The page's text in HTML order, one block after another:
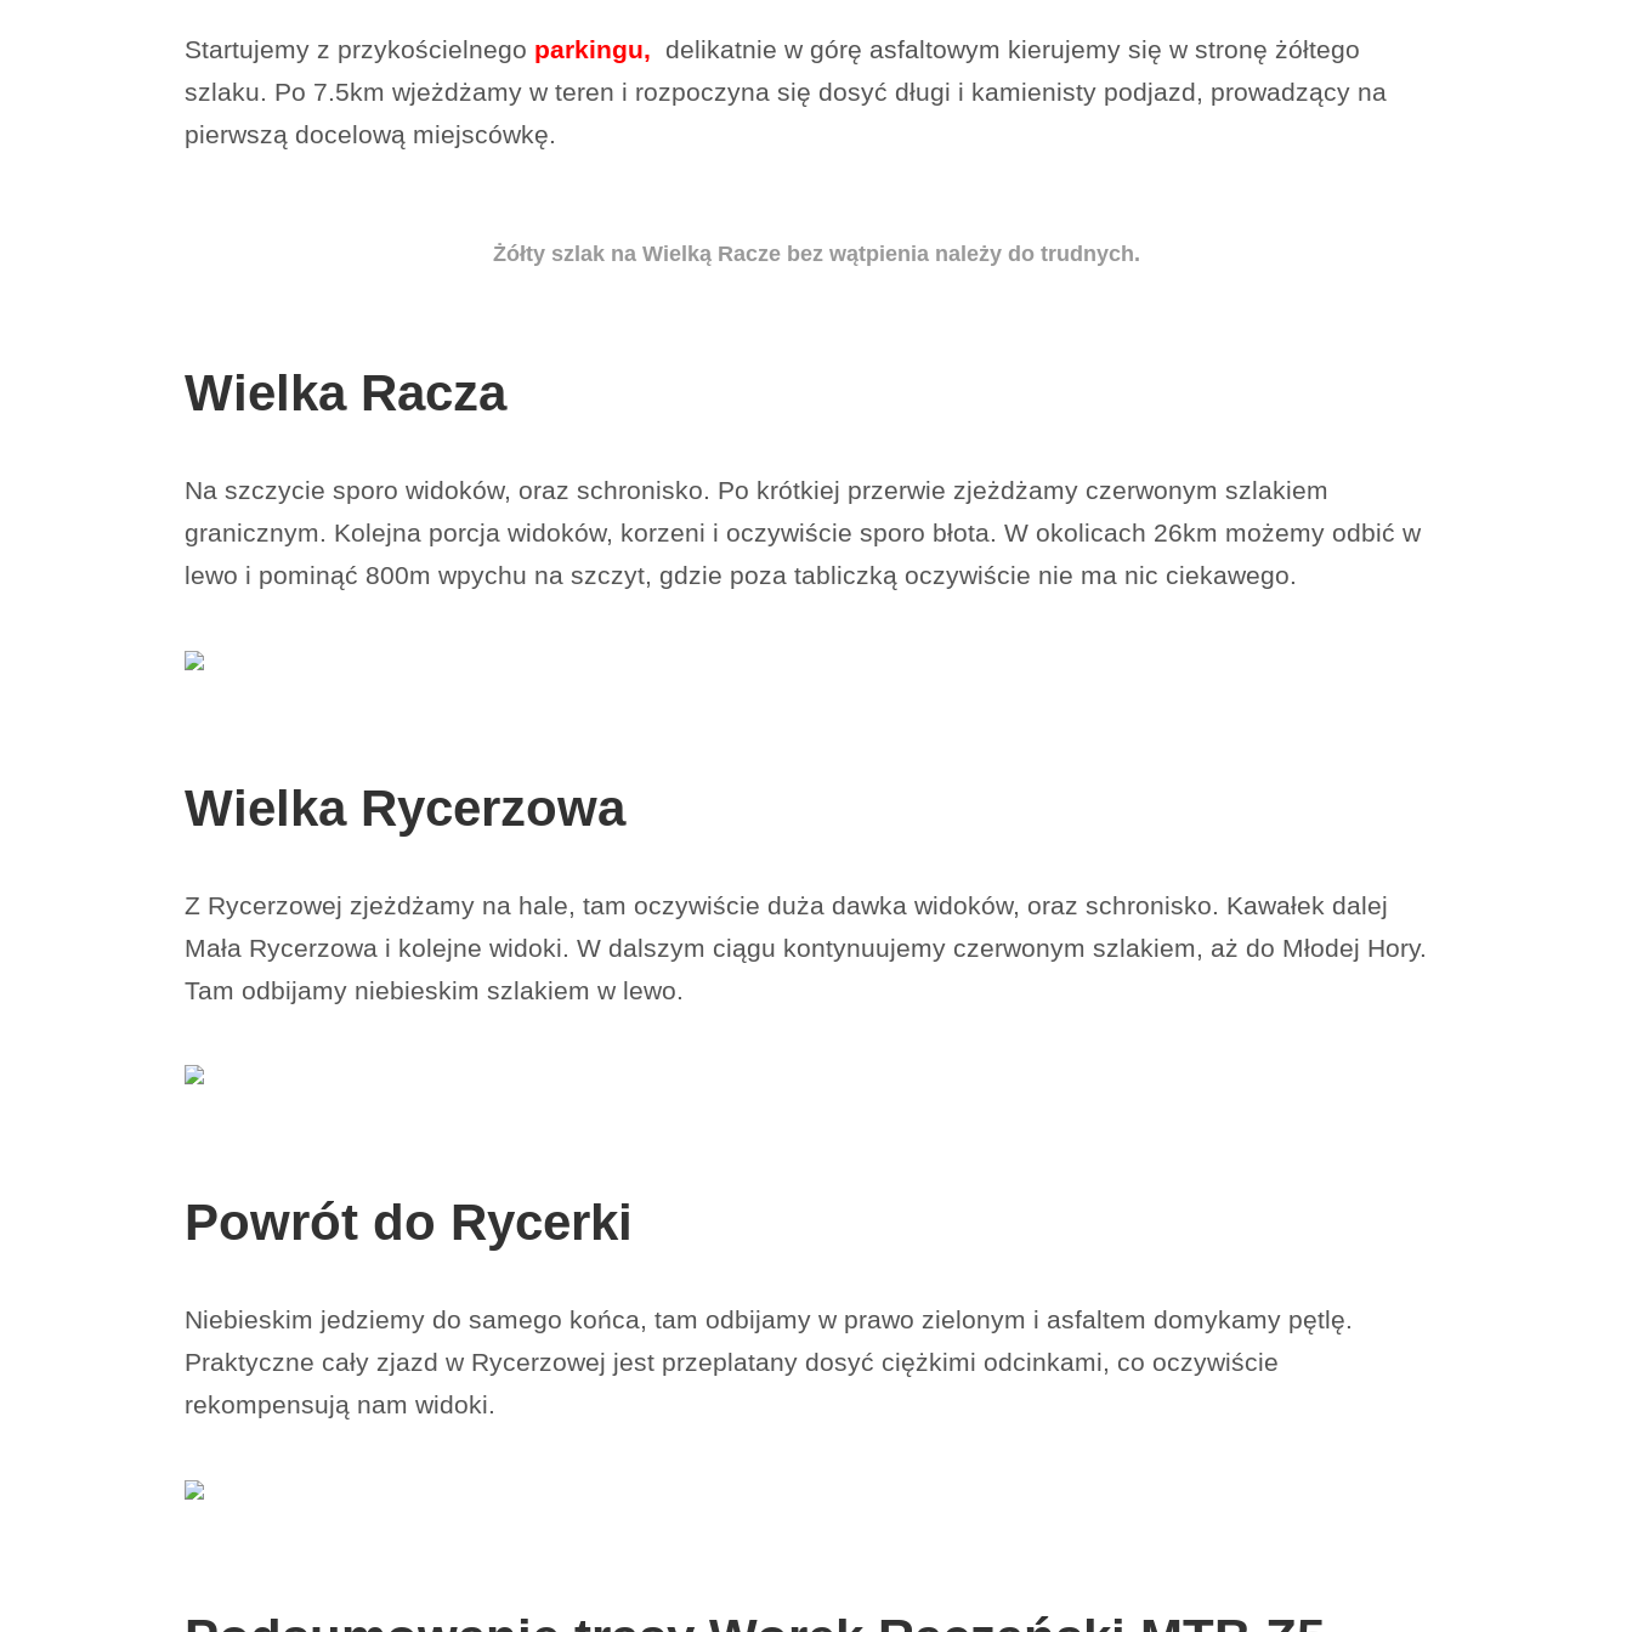
Startujemy z przykościelnego parkingu, delikatnie w górę asfaltowym kierujemy się w stronę żółtego
szlaku. Po 7.5km wjeżdżamy w teren i rozpoczyna się dosyć długi i kamienisty podjazd, prowadzący na
pierwszą docelową miejscówkę.
Żółty szlak na Wielką Racze bez wątpienia należy do trudnych.
Wielka Racza
Na szczycie sporo widoków, oraz schronisko. Po krótkiej przerwie zjeżdżamy czerwonym szlakiem
granicznym. Kolejna porcja widoków, korzeni i oczywiście sporo błota. W okolicach 26km możemy odbić w
lewo i pominąć 800m wpychu na szczyt, gdzie poza tabliczką oczywiście nie ma nic ciekawego.
Wielka Rycerzowa
Z Rycerzowej zjeżdżamy na hale, tam oczywiście duża dawka widoków, oraz schronisko. Kawałek dalej
Mała Rycerzowa i kolejne widoki. W dalszym ciągu kontynuujemy czerwonym szlakiem, aż do Młodej Hory.
Tam odbijamy niebieskim szlakiem w lewo.
Powrót do Rycerki
Niebieskim jedziemy do samego końca, tam odbijamy w prawo zielonym i asfaltem domykamy pętlę.
Praktyczne cały zjazd w Rycerzowej jest przeplatany dosyć ciężkimi odcinkami, co oczywiście
rekompensują nam widoki.